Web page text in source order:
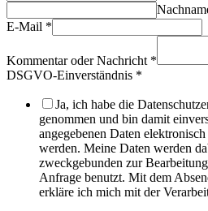
E-Mail *
Kommentar oder Nachricht *
DSGVO-Einverständnis *
Ja, ich habe die
genommen und bin damit
angegebenen Daten
werden. Meine Daten werden
zweckgebunden zur
Anfrage benutzt. Mit dem
erkläre ich mich mit der